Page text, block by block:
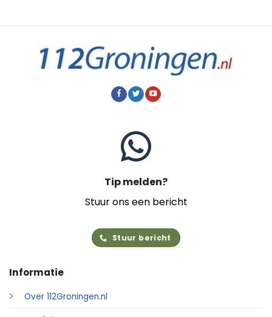
Informatie
Over 112Groningen.nl
Tip melden?
Stuur ons een bericht
Stuur bericht